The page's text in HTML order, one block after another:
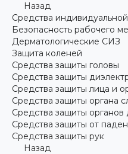
Назад
Средства
Безопасность рабочего
Дерматологические СИЗ
Защита коленей
Средства защиты головы
Средства защиты
Средства защиты лица и
Средства защиты органа
Средства защиты органов
Средства защиты от
Средства защиты рук
Назад